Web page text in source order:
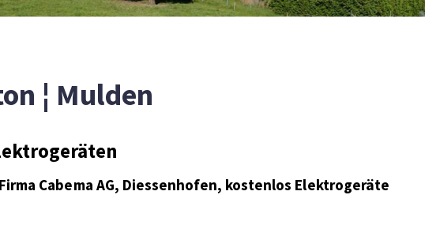
¦ Mulden
Cabema AG, Diessenhofen, kostenlos Elektrogeräte